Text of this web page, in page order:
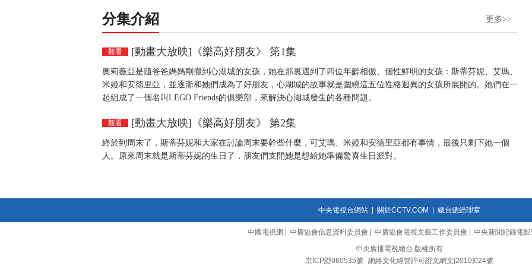
分集介紹 更多>>
觀看 [動畫大放映]《樂高好朋友》 第1集
奧莉薇亞是隨爸爸媽媽剛搬到心湖城的女孩，她在那裏遇到了四位年齡相倣、個性鮮明的女孩：斯蒂芬妮、艾瑪、
米婭和安德里亞，並逐漸和她們成為了好朋友，心湖城的故事就是圍繞這五位性格迥異的女孩所展開的。她們在一
起組成了一個名叫LEGO Friends的俱樂部，來解決心湖城發生的各種問題。
觀看 [動畫大放映]《樂高好朋友》 第2集
終於到周末了，斯蒂芬妮和大家在討論周末要幹些什麼，可艾瑪、米婭和安德里亞都有事情，最後只剩下她一個
人。原來周末就是斯蒂芬妮的生日了，朋友們支開她是想給她準備驚喜生日派對。
中央電視台網站| 關於CCTV.COM 總台總經理室
中國電視網 中廣協會信息資料委員會 中廣協會電視文藝工作委員會
中央新聞紀錄電
中央廣播電視總台 版權所有
京ICP證060535號
網絡文化經營許可證文網文[2010]024號